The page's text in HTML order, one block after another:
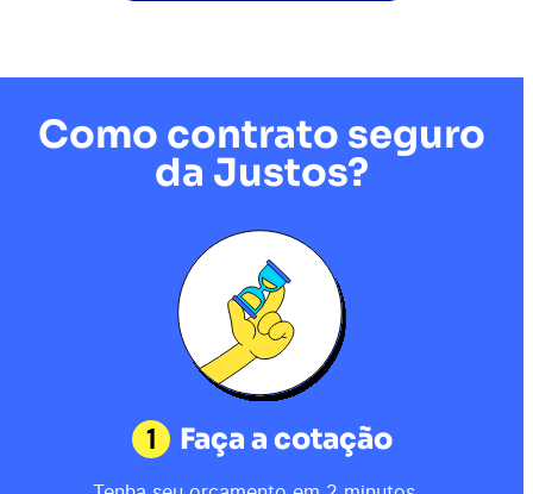
Como contrato seguro
da Justos?
1 Faça a cotação